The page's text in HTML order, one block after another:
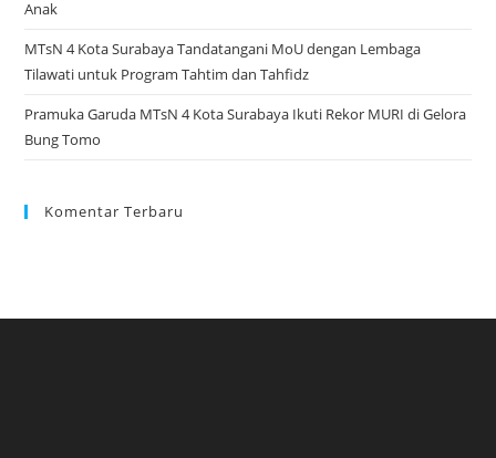
Karakter
Anak
MTsN 4 Kota Surabaya Tandatangani MoU dengan Lembaga
Tilawati untuk Program Tahtim dan Tahfidz
Pramuka Garuda MTsN 4 Kota Surabaya Ikuti Rekor MURI di Gelora
Bung Tomo
Komentar Terbaru